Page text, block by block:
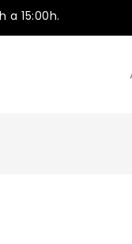
a 15:00h.